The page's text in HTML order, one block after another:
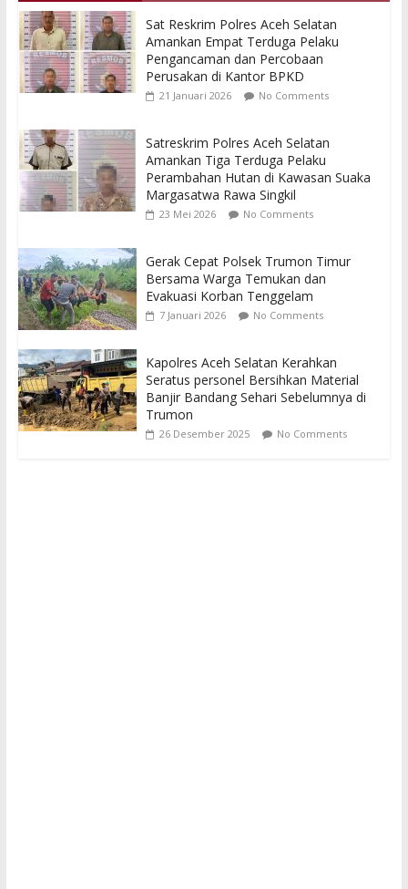
Sat Reskrim Polres Aceh Selatan
Amankan Empat Terduga Pelaku
Pengancaman dan Percobaan
Perusakan di Kantor BPKD
21 Januari 2026 No Comments
Satreskrim Polres Aceh Selatan
Amankan Tiga Terduga Pelaku
Perambahan Hutan di Kawasan Suaka
Margasatwa Rawa Singkil
23 Mei 2026 No Comments
Gerak Cepat Polsek Trumon Timur
Bersama Warga Temukan dan
Evakuasi Korban Tenggelam
7 Januari 2026 No Comments
Kapolres Aceh Selatan Kerahkan
Seratus personel Bersihkan Material
Banjir Bandang Sehari Sebelumnya di
Trumon
26 Desember 2025 No Comments